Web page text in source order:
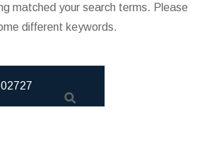
matched your search terms. Please
different keywords.